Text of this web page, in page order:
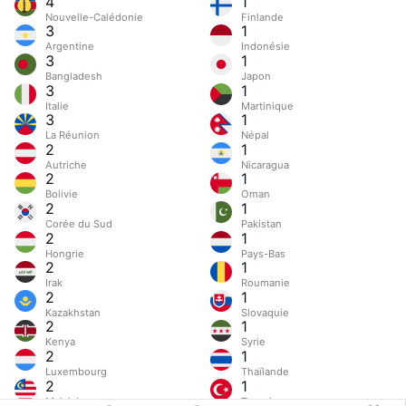
Nouvelle-Calédonie
3
Argentine
3
Bangladesh
3
Italie
3
La Réunion
2
Autriche
2
Bolivie
2
Corée du Sud
2
Hongrie
2
Irak
2
Kazakhstan
2
Kenya
2
Luxembourg
2
Malaisie
Finlande
1
Indonésie
1
Japon
1
Martinique
1
Népal
1
Nicaragua
1
Oman
1
Pakistan
1
Pays-Bas
1
Roumanie
1
Slovaquie
1
Syrie
1
Thaïlande
1
Turquie